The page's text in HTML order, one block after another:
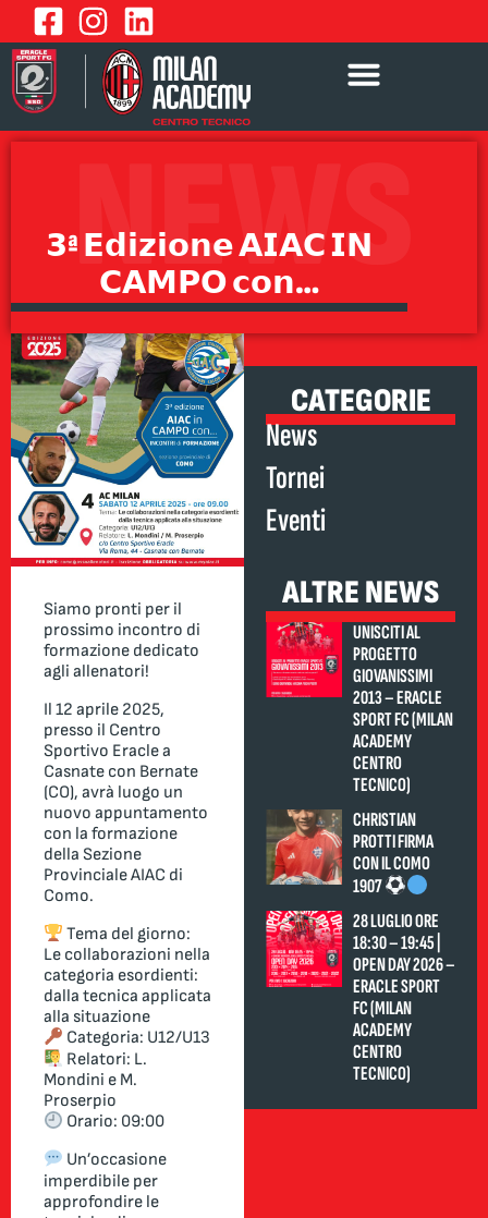
NEWS
𝟯ª 𝗘𝗱𝗶𝘇𝗶𝗼𝗻𝗲 𝗔𝗜𝗔𝗖 𝗜𝗡
𝗖𝗔𝗠𝗣𝗢 𝗰𝗼𝗻…
Siamo pronti per il
prossimo incontro di
formazione dedicato
agli allenatori!
Il 12 aprile 2025,
presso il Centro
Sportivo Eracle a
Casnate con Bernate
(CO), avrà luogo un
nuovo appuntamento
con la formazione
della Sezione
Provinciale AIAC di
Como.
Tema del giorno:
Le collaborazioni nella
categoria esordienti:
dalla tecnica applicata
alla situazione
Categoria: U12/U13
Relatori: L.
Mondini e M.
Proserpio
Orario: 09:00
Un’occasione
imperdibile per
approfondire le
CATEGORIE
News
Tornei
Eventi
ALTRE NEWS
UNISCITI AL
PROGETTO
GIOVANISSIMI
2013 – ERACLE
SPORT FC (MILAN
ACADEMY
CENTRO
TECNICO)
CHRISTIAN
PROTTI FIRMA
CON IL COMO
1907
28 LUGLIO ORE
18:30 – 19:45 |
OPEN DAY 2026 –
ERACLE SPORT
FC (MILAN
ACADEMY
CENTRO
TECNICO)